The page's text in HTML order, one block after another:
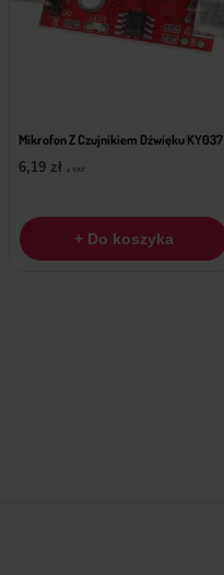
Mikrofon Z Czujnikiem Dźwięku KY037
6,19 zł z VAT
+ Do koszyka